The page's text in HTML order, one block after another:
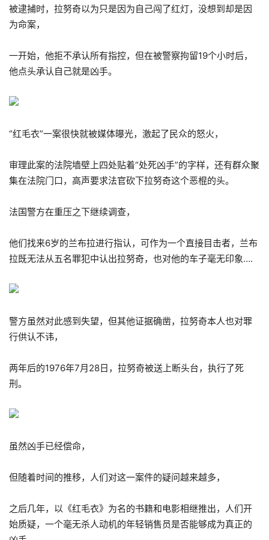
被逮捕时，拉努奇以为只是因为自己闯了红灯，没想到却是因
为命案，
一开始，他拒不承认所有指控，但在被警察拘留19个小时后，
他点头承认自己就是凶手。
“红毛衣”一案很快就被媒体曝光，激起了民众的怒火，
审理此案的法院墙壁上四处贴着“处死凶手”的字样，还有群众聚
集在法院门口，高声要求法官砍下拉努奇这个恶棍的头。
法国警方在重压之下继续调查，
他们找来6岁的兰布拉进行指认，可作为一个直接目击者，兰布
拉既无法从五名罪犯中认出拉努奇，也对他的车子毫无印象….
警方虽然对此感到失望，但其他证据确凿，拉努奇本人也对罪
行供认不讳，
两年后的1976年7月28日，拉努奇被送上断头台，执行了死
刑。
虽然凶手已经偿命，
但随着时间的推移，人们对这一案件的疑问越来越多，
之后几年，以《红毛衣》为名的书籍和电影相继推出，人们开
始质疑，一个毫无杀人动机的年轻销售员是否能够成为真正的